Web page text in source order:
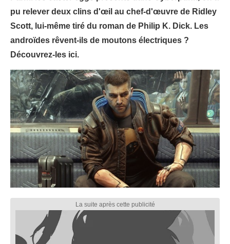
pu relever deux clins d'œil au chef-d'œuvre de Ridley
Scott, lui-même tiré du roman de Philip K. Dick. Les
androïdes rêvent-ils de moutons électriques ?
Découvrez-les ici.